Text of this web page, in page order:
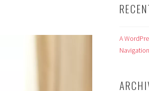
A
Navigation